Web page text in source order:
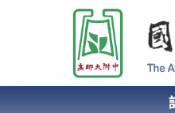
要
國立高雄師範大學附屬高